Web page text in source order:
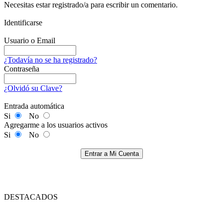
Necesitas estar registrado/a para escribir un comentario.
Identificarse
Usuario o Email
¿Todavía no se ha registrado?
Contraseña
¿Olvidó su Clave?
Entrada automática
Si
No
Agregarme a los usuarios activos
Si
No
Entrar a Mi Cuenta
DESTACADOS